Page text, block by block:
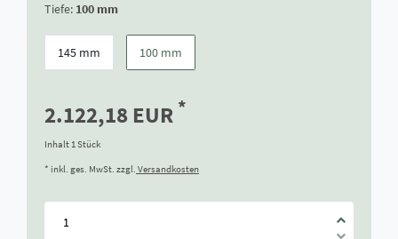
Tiefe: 100 mm
145 mm 100 mm
2.122,18 EUR *
Inhalt 1Stück
* inkl. ges. MwSt. zzgl. Versandkosten